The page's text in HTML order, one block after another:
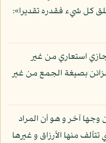
قوله: «و خلق كل شيء فقدره تقديرا»:
استعاري من غير
بصيغة الجمع من غير
آخر و هو أن المراد
منها الأرزاق و غيرها